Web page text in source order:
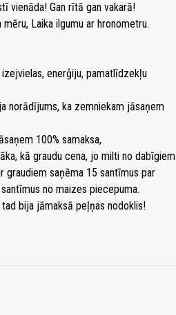
vienāda! Gan rītā gan vakarā!
Laika ilgumu ar hronometru.
enerģiju, pamatlīdzekļu
norādījums, ka zemniekam jāsaņem
100% samaksa,
kā graudu cena, jo milti no dabīgiem
graudiem saņēma 15 santīmus par
no maizes piecepuma.
bija jāmaksā peļņas nodoklis!